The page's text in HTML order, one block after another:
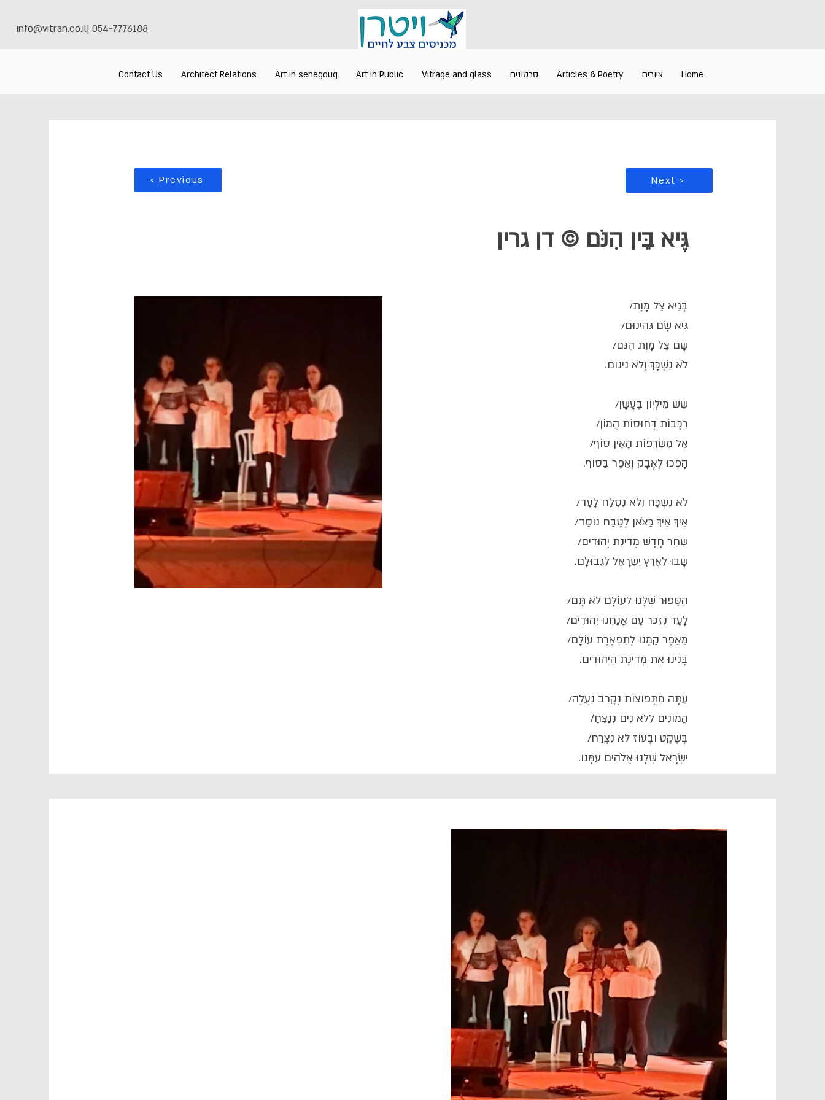
info@vitran.co.il| 054-7776188
Home ציורים Articles & Poetry סרטונים Vitrage and glass
Art in Public
Art in senegoug
Architect Relations
Contact Us
< Previous Next >
גֶּיא בֵּין הִנֹּם © דן גרין
בְּגֵיא צֵל מָוֶת/
גֶּיא שָׂם גְּהִינוּם/
שָׂם צֵל מָוֶת הִנֹּם/
לֹא נִשְׁכָּךְ וְלֹא נינום.
שֵׁשׁ מִילְיוֹן בֶּעָשָׁן/
רַכָּבוֹת דְּחוּסוֹת הֲמוֹן/
אֶל מִשְׂרְפוֹת הַאֵין סוֹף/
הָפְכוּ לְאָבָק וְאֵפֶר בַּסּוֹף.
לֹא נִשְׁכַּח וְלֹא נִסְלַח לָעַד/
אֵיךְ אֵיךְ כַּצֹּאן לְטֶבַח נוֹסַד/
שַׁחַר חָדָשׁ מְדִינַת יְהוּדִים/
שָׁבוּ לְאֶרֶץ יִשְׂרָאֵל לִגְבוּלָם.
הַסָּפוּר שֶׁלָּנוּ לְעוֹלָם לֹא תָּם/
לָעַד נִזְכֹּר עַם אֲנַחְנוּ יְהוּדִים/
מֵאֵפֶר קַמְנוּ לְתִפְאֶרֶת עוֹלָם/
בָּנִינוּ אֶת מְדִינַת הַיְּהוּדִים.
עַתָּה מִתְּפוּצוֹת נְקָרֵב נַעֲלֶה/
הֲמוֹנִים לְלֹא נִים נְנַצֵּחַ/
בְּשֶׁקֶט וּבְעוֹז לֹא נִצְרַח/
יִשְׂרָאֵל שֶׁלָּנוּ אֱלֹהִים עִמָּנוּ.